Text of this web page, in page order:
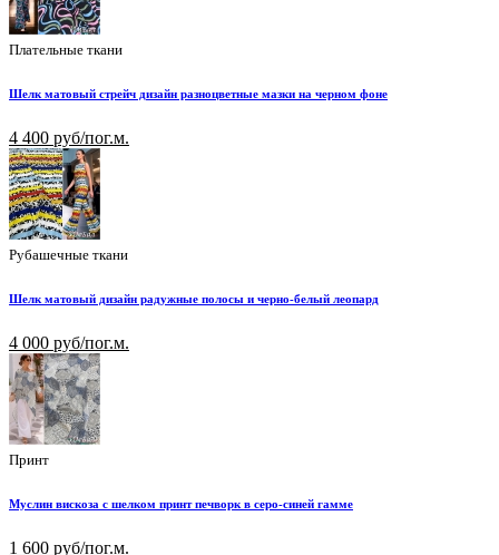
Плательные ткани
Шелк матовый стрейч дизайн разноцветные мазки на черном фоне
4 400 руб/пог.м.
Рубашечные ткани
Шелк матовый дизайн радужные полосы и черно-белый леопард
4 000 руб/пог.м.
Принт
Муслин вискоза с шелком принт печворк в серо-синей гамме
1 600 руб/пог.м.